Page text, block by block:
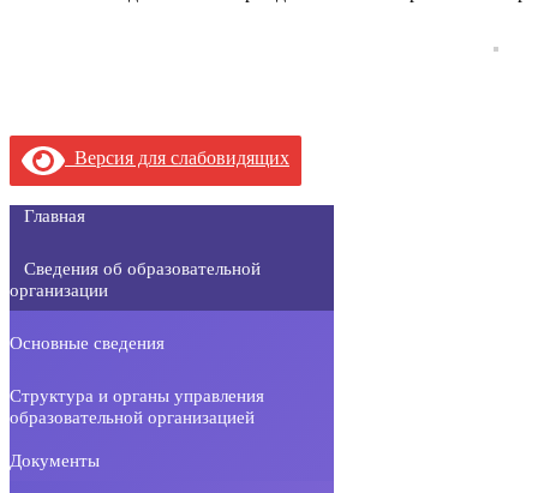
Версия для слабовидящих
Главная
Сведения об образовательной
организации
Основные сведения
Структура и органы управления
образовательной организацией
Документы